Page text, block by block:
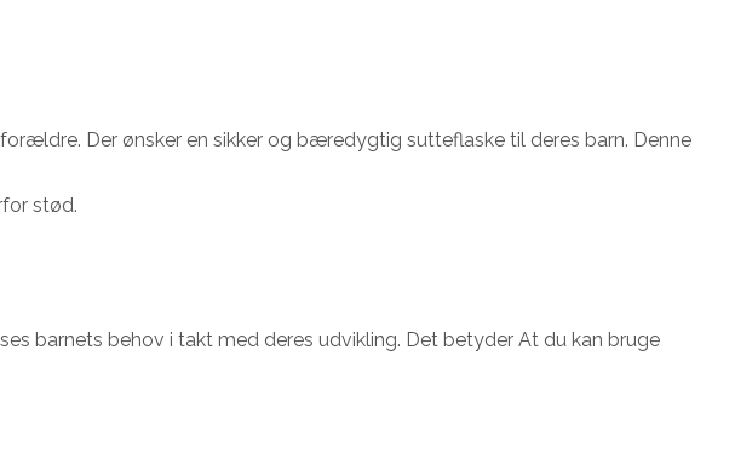
Der ønsker en sikker og bæredygtig sutteflaske til deres barn. Denne
stød.
barnets behov i takt med deres udvikling. Det betyder At du kan bruge